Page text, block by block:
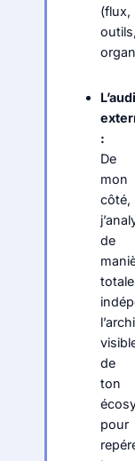
(flux,
outils,
:
De
mon
côté,
de
de
ton
pour